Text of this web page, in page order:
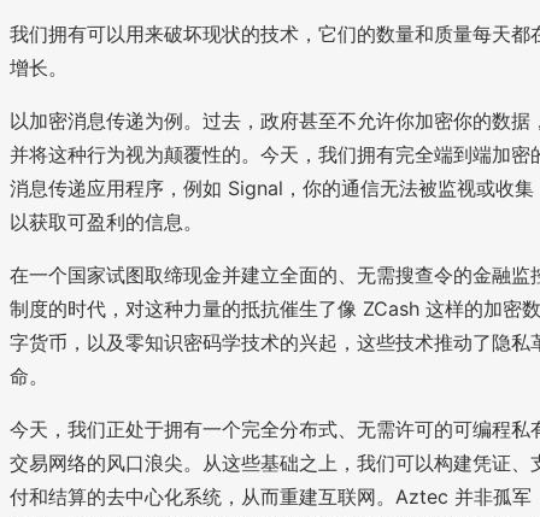
我们拥有可以用来破坏现状的技术，它们的数量和质量每天都
增长。
以加密消息传递为例。过去，政府甚至不允许你加密你的数据
并将这种行为视为颠覆性的。今天，我们拥有完全端到端加密
消息传递应用程序，例如 Signal，你的通信无法被监视或收集
以获取可盈利的信息。
在一个国家试图取缔现金并建立全面的、无需搜查令的金融监
制度的时代，对这种力量的抵抗催生了像 ZCash 这样的加密数
字货币，以及零知识密码学技术的兴起，这些技术推动了隐私
命。
今天，我们正处于拥有一个完全分布式、无需许可的可编程私
交易网络的风口浪尖。从这些基础之上，我们可以构建凭证、
付和结算的去中心化系统，从而重建互联网。Aztec 并非孤军